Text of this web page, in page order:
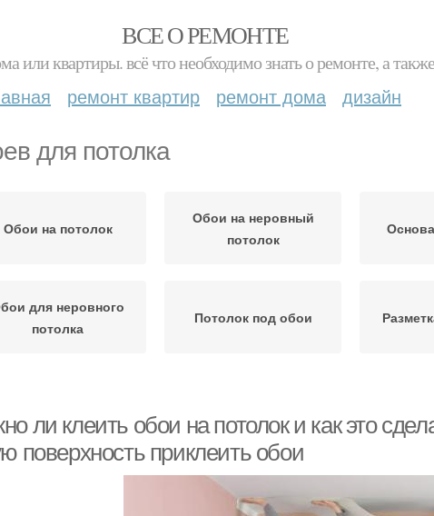
ВСЕ О РЕМОНТЕ
или квартиры. всё что необходимо знать о ремонте, а
ремонт квартир ремонт дома дизайн
для потолка
Обои на потолок
Обои на неровный
потолок
для неровного
потолка
Потолок под обои
ли клеить обои на потолок и как это
поверхность приклеить обои